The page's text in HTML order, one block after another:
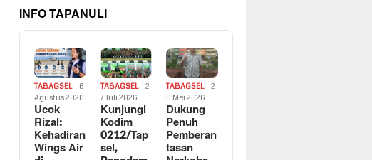
INFO TAPANULI
TABAGSEL
6
Agustus 2026
Ucok
Rizal:
Kehadiran
Wings Air
TABAGSEL
2
7 Juli 2026
Kunjungi
Kodim
0212/Tap
sel,
TABAGSEL
2
0 Mei 2026
Dukung
Penuh
Pemberan
tasan